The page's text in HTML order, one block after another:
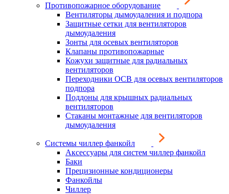
Противопожарное оборудование
Вентиляторы дымоудаления и подпора
Защитные сетки для вентиляторов
дымоудаления
Зонты для осевых вентиляторов
Клапаны противопожарные
Кожухи защитные для радиальных
вентиляторов
Переходники ОСВ для осевых вентиляторов
подпора
Поддоны для крышных радиальных
вентиляторов
Стаканы монтажные для вентиляторов
дымоудаления
Системы чиллер фанкойл
Аксессуары для систем чиллер фанкойл
Баки
Прецизионные кондиционеры
Фанкойлы
Чиллер